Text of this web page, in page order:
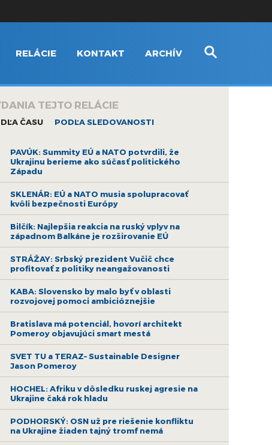
RELÁCIE KONTAKT ARCHÍV
TEJTO RELÁCIE
ČASU PODĽA SLEDOVANOSTI
PAVÚK: Summity EÚ a NATO potvrdili, že
Ukrajinu berieme ako súčasť politického
Západu
SKLENÁR: EÚ a NATO musia spolupracovať
kvôli bezpečnosti Európy
Bilčík: Najlepšia reakcia na ruský vplyv na
západnom Balkáne je rozširovanie EÚ
STRÁŽAY: Srbský prezident Vučič chce
profitovať z politiky neangažovanosti
KABA: Slovensko by malo byť v oblasti
rozvojovej pomoci ambicióznejšie
Bratislava má potenciál, hovorí architekt
Pomeroy objavujúci smart mestá
SVET TU a TERAZ– Sustainable Designer
Jason Pomeroy
HOCHEL: Afriku v dôsledku ruskej agresie na
Ukrajine čaká rok hladu
PODHORSKÝ: OSN už pre riešenie konfliktu
na Ukrajine žiaden tajný tromf nemá